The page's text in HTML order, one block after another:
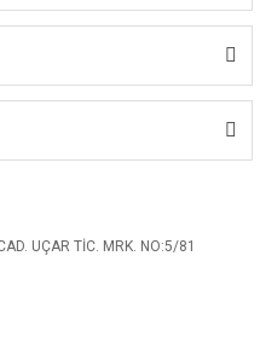
UÇAR TİC. MRK. NO:5/81